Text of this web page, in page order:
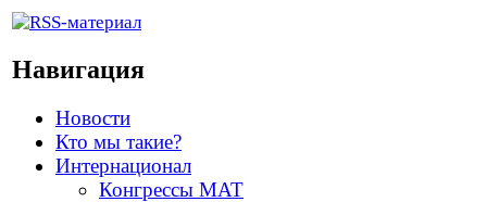
Навигация
Новости
Кто мы такие?
Интернационал
Конгрессы МАТ